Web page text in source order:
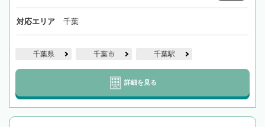
対応エリア 千葉
千葉県 千葉市 千葉駅
詳細を見る